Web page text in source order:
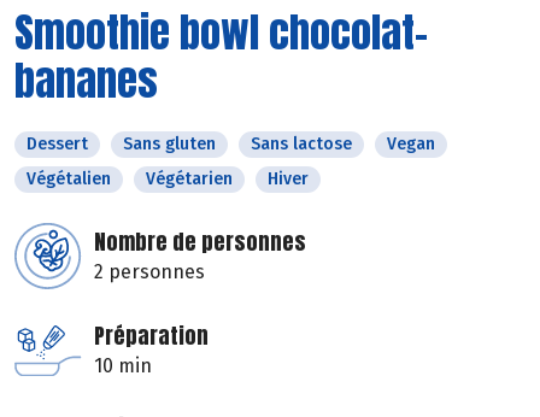
Smoothie bowl chocolat-
bananes
Dessert Sans gluten Sans lactose
Vegan
Végétalien
Végétarien Hiver
Nombre de personnes
2 personnes
Préparation
10 min